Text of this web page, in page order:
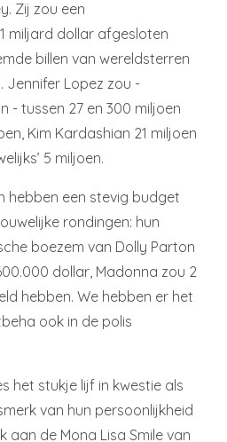
Zij zou een
miljard dollar afgesloten
billen van wereldsterren
Jennifer Lopez zou -
- tussen 27 en 300 miljoen
Kim Kardashian 21 miljoen
5 miljoen.
hebben een stevig budget
rondingen: hun
boezem van Dolly Parton
dollar, Madonna zou 2
hebben. We hebben er het
ook in de polis
het stukje lijf in kwestie als
van hun persoonlijkheid
aan de Mona Lisa Smile van